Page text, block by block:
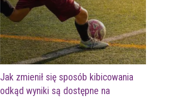
Jak zmienił się sposób kibicowania
odkąd wyniki są dostępne na